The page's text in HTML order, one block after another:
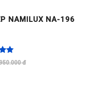
NAMILUX NA-196
đ